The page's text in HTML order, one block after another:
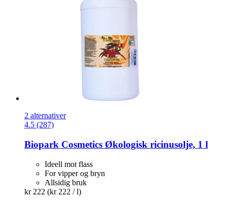
2 alternativer
4.5 (287)
Biopark Cosmetics Økologisk ricinusolje, 1 l
Ideell mot flass
For vipper og bryn
Allsidig bruk
kr 222 (kr 222 / l)